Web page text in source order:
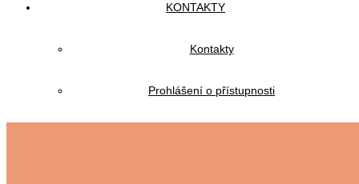
KONTAKTY
Kontakty
Prohlášení o přístupnosti